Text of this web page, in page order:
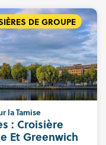
DE GROUPE
la Tamise
: Croisière
Et Greenwich